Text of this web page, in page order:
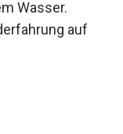
Wasser.
auf